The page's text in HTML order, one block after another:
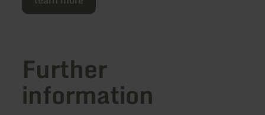
Further
information